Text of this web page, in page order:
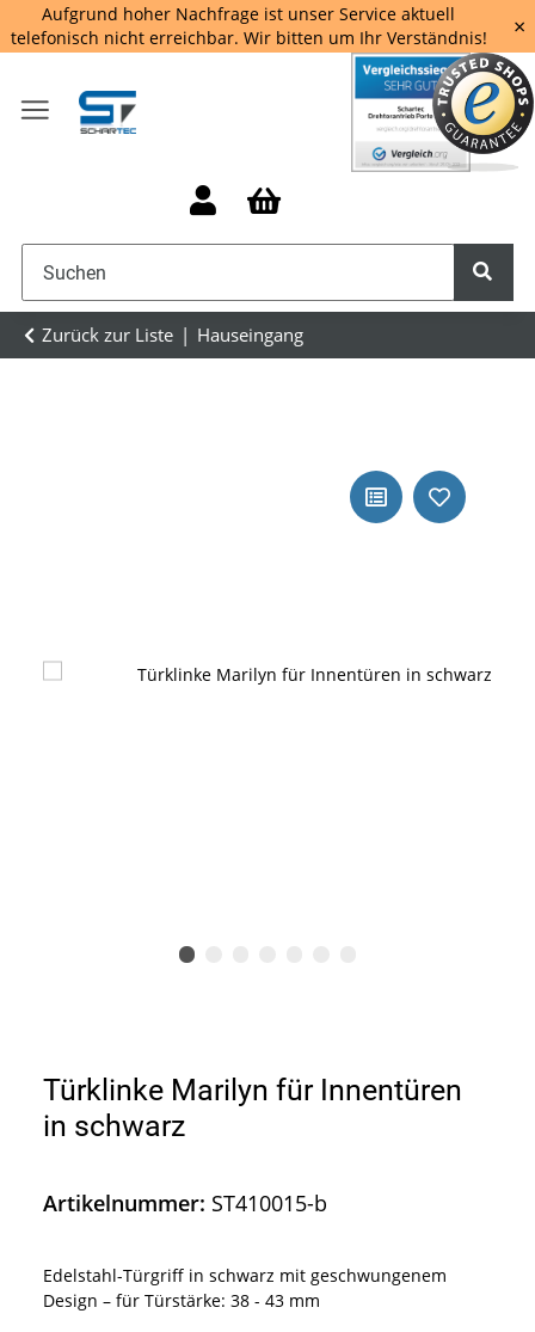
Aufgrund hoher Nachfrage ist unser Service aktuell
telefonisch nicht erreichbar. Wir bitten um Ihr Verständnis!
×
Zurück zur Liste Hauseingang
Türklinke Marilyn für Innentüren
in schwarz
Artikelnummer: ST410015-b
Edelstahl-Türgriff in schwarz mit geschwungenem
Design – für Türstärke: 38 - 43 mm